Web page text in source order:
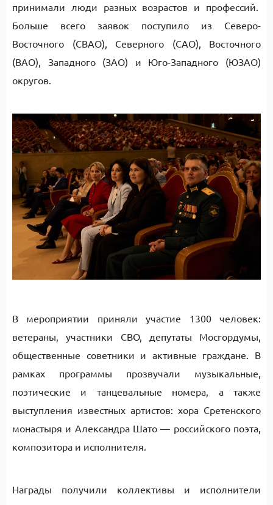
принимали люди разных возрастов и профессий.
Больше всего заявок поступило из Северо-
Восточного (СВАО), Северного (САО), Восточного
(ВАО), Западного (ЗАО) и Юго-Западного (ЮЗАО)
округов.
В мероприятии приняли участие 1300 человек:
ветераны, участники СВО, депутаты Мосгордумы,
общественные советники и активные граждане. В
рамках программы прозвучали музыкальные,
поэтические и танцевальные номера, а также
выступления известных артистов: хора Сретенского
монастыря и Александра Шато — российского поэта,
композитора и исполнителя.
Награды получили коллективы и исполнители